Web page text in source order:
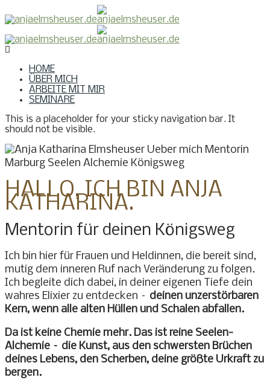
HOME
ÜBER MICH
ARBEITE MIT MIR
SEMINARE
This is a placeholder for your sticky navigation bar. It
should not be visible.
HALLO, ICH BIN ANJA
KATHARINA.
Mentorin für deinen Königsweg
Ich bin hier für Frauen und Heldinnen, die bereit sind,
mutig dem inneren Ruf nach Veränderung zu folgen.
Ich begleite dich dabei, in deiner eigenen Tiefe dein
wahres Elixier zu entdecken – deinen unzerstörbaren
Kern, wenn alle alten Hüllen und Schalen abfallen.
Da ist keine Chemie mehr. Das ist reine Seelen-
Alchemie – die Kunst, aus den schwersten Brüchen
deines Lebens, den Scherben, deine größte Urkraft zu
bergen.